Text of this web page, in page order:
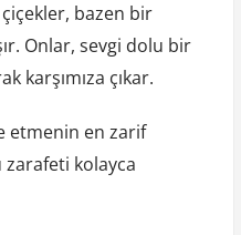
bazen bir
Onlar, sevgi dolu bir
karşımıza çıkar.
etmenin en zarif
kolayca